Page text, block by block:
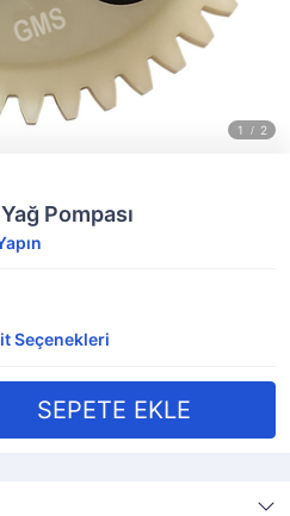
Pompası
Seçenekleri